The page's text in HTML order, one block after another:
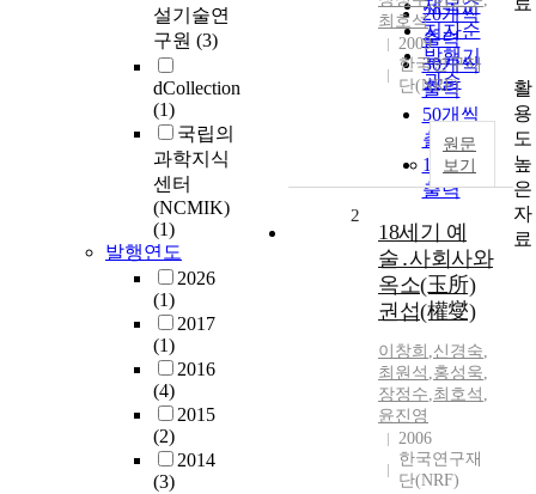
설기술연
구원 (3)
dCollection
(1)
국립의
과학지식
센터
(NCMIK)
(1)
발행연도
2026
(1)
2017
(1)
2016
(4)
2015
(2)
2014
(3)
제목순
저자순
발행기
관순
20개씩
출력
30개씩
출력
50개씩
출력
100개씩
출력
최호석
2009
한국연구재
단(NRF)
원문
보기
2
18세기 예
술․사회사와
옥소(玉所)
권섭(權燮)
이창희 ,신경숙,
최원석 ,홍성욱,
장정수,최호석 ,
윤진영
2006
한국연구재
단(NRF)
활
용
도
높
은
자
료